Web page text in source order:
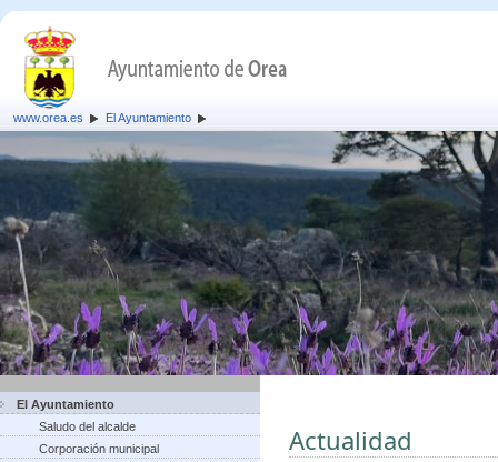
www.orea.es El Ayuntamiento
El Ayuntamiento
Saludo del alcalde
Corporación municipal
Actualidad